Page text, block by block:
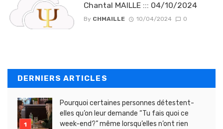
Chantal MAILLE ::: 04/10/2024
By CHMAILLE 10/04/2024 0
DERNIERS ARTICLES
Pourquoi certaines personnes détestent-
elles qu’on leur demande “Tu fais quoi ce
week-end?” même lorsqu’elles n’ont rien